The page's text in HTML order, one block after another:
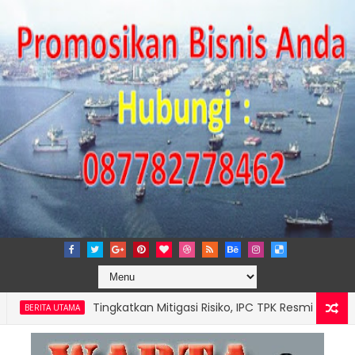
UTAMA Tingkatkan Mitigasi Risiko, IPC TPK Resmi Perpanjang